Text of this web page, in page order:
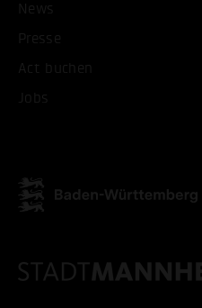
News
Presse
Act buchen
Jobs